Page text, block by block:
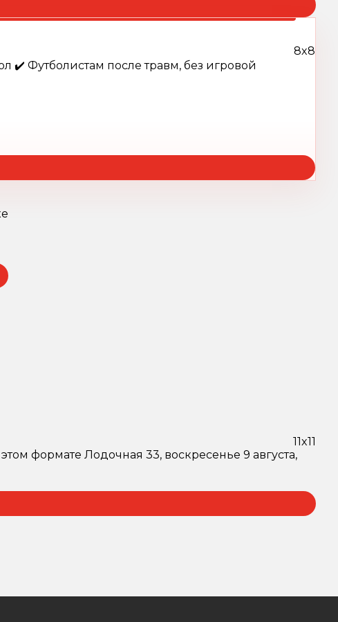
8x8
✔️ Футболистам после травм, без игровой
11x11
формате Лодочная 33, воскресенье 9 августа,